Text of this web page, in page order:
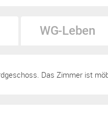
WG-Leben
Das Zimmer ist